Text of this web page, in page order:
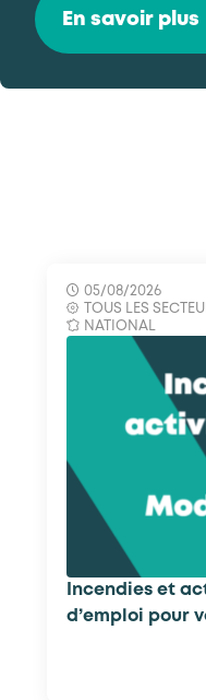
En savoir plus
05/08/2026
TOUS LES
NATIONAL
Incendies et
d’emploi pour